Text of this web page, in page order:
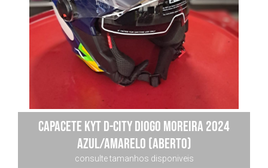
Capacete Kyt D-city Diogo Moreira 2024
Azul/amarelo (aberto)
consulte tamanhos disponiveis